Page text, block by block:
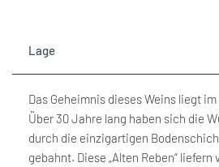
product
}}
product
}}
Lage
Das Geheimnis dieses Weins liegt
Über 30 Jahre lang haben sich die
durch die einzigartigen
gebahnt. Diese „Alten Reben“ liefern